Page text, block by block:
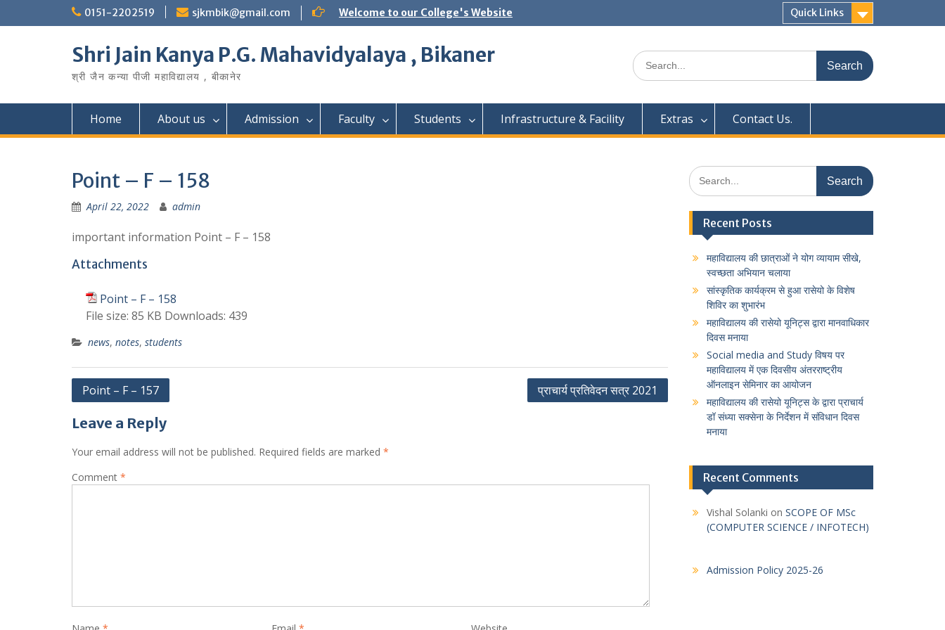
0151-2202519 sjkmbik@gmail.com Welcome to our College's Website Quick Links
Shri Jain Kanya P.G. Mahavidyalaya , Bikaner
श्री जैन कन्या पीजी महाविद्यालय , बीकानेर
Search
for:
Home About us Admission Faculty Students Infrastructure & Facility Extras Contact Us.
Point – F – 158
April 22, 2022 admin
important information Point – F – 158
Attachments
Point – F – 158
File size: 85 KB Downloads: 439
news, notes, students
Post
Point – F – 157 प्राचार्य प्रतिवेदन सत्र 2021
Leave a Reply
Your email address will not be published. Required fields are marked *
Comment *
Search
for:
Recent Posts
महाविद्यालय की छात्राओं ने योग व्यायाम सीखे,
स्वच्छता अभियान चलाया
सांस्कृतिक कार्यक्रम से हुआ रासेयो के विशेष
शिविर का शुभारंभ
महाविद्यालय की रासेयो यूनिट्स द्वारा मानवाधिकार
दिवस मनाया
Social media and Study विषय पर
महाविद्यालय में एक दिवसीय अंतरराष्ट्रीय
ऑनलाइन सेमिनार का आयोजन
महाविद्यालय की रासेयो यूनिट्स के द्वारा प्राचार्य
डॉ संध्या सक्सेना के निर्देशन में संविधान दिवस
मनाया
Recent Comments
Vishal Solanki on SCOPE OF MSc
(COMPUTER SCIENCE / INFOTECH)
Admission Policy 2025-26